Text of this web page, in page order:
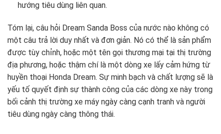
hướng tiêu dùng liên quan.
Tóm lại, câu hỏi Dream Sanda Boss của nước nào không có
một câu trả lời duy nhất và đơn giản. Nó có thể là sản phẩm
được tùy chỉnh, hoặc một tên gọi thương mại tại thị trường
địa phương, hoặc thậm chí là một dòng xe lấy cảm hứng từ
huyền thoại Honda Dream. Sự minh bạch và chất lượng sẽ là
yếu tố quyết định sự thành công của các dòng xe này trong
bối cảnh thị trường xe máy ngày càng cạnh tranh và người
tiêu dùng ngày càng thông thái.